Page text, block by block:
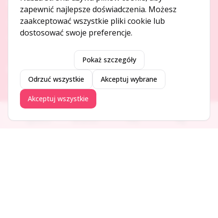
O NAS
O serwisie
Kontakt
DODAJ I PROMUJ
Dodaj ogłoszenie
Dodaj firmę
Promuj ogłoszenie
Ogłoszenia Aktualności Firmy Blog
zapewnić najlepsze doświadczenia. Możesz
zaakceptować wszystkie pliki cookie lub
dostosować swoje preferencje.
Pokaż szczegóły
Odrzuć wszystkie Akceptuj wybrane
Akceptuj wszystkie